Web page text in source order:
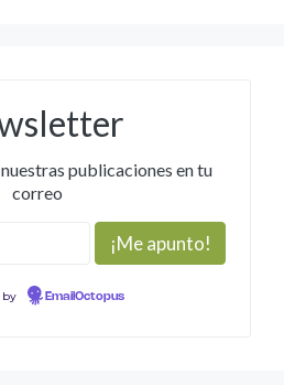
publicaciones en tu
correo
by EmailOctopus